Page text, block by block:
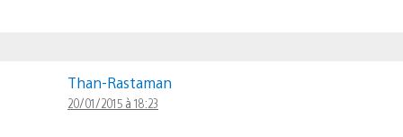
Than-Rastaman
20/01/2015 à 18:23